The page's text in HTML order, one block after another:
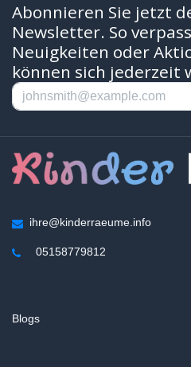
Abonnieren Sie jetzt
Newsletter. So
Neuigkeiten oder
können sich jederzeit
ihre@kinderraeume.info
05158779812
Blogs